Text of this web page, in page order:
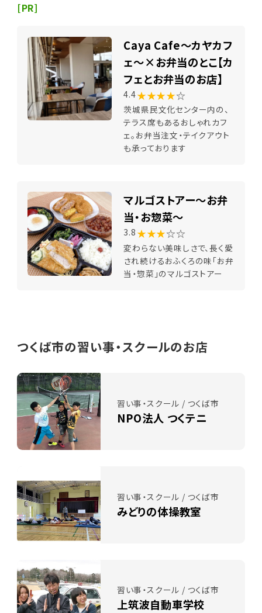
[PR]
Caya Cafe～カヤカフ
ェ～×お弁当のとこ【カ
フェとお弁当のお店】
4.4★★★★☆
茨城県民文化センター内の、
テラス席もあるおしゃれカフ
ェ。お弁当注文・テイクアウト
も承っております
マルゴストアー～お弁
当・お惣菜～
3.8 ★★★☆☆
変わらない美味しさで、長く愛
され続けるおふくろの味「お弁
当・惣菜」のマルゴストアー
つくば市の習い事・スクールのお店
習い事・スクール / つくば市
NPO法人 つくテニ
習い事・スクール / つくば市
みどりの体操教室
習い事・スクール / つくば市
上筑波自動車学校